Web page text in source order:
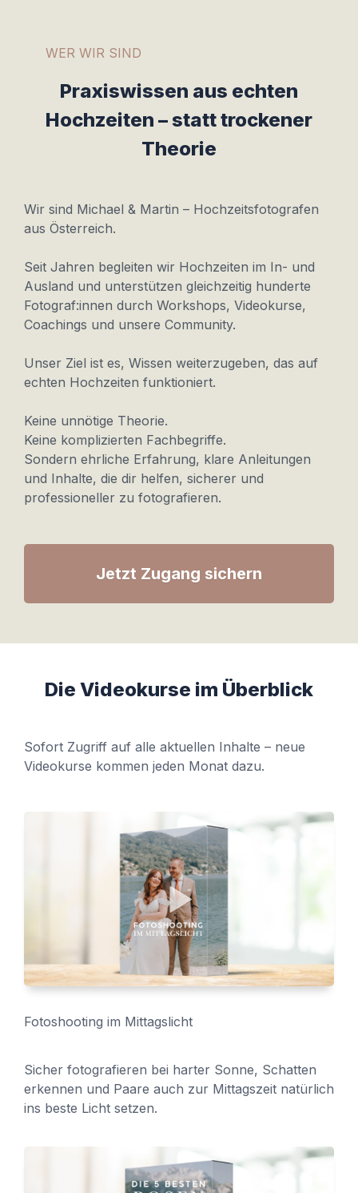
WER WIR SIND
Praxiswissen aus echten
Hochzeiten – statt trockener
Theorie
Wir sind Michael & Martin – Hochzeitsfotografen
aus Österreich.
Seit Jahren begleiten wir Hochzeiten im In- und
Ausland und unterstützen gleichzeitig hunderte
Fotograf:innen durch Workshops, Videokurse,
Coachings und unsere Community.
Unser Ziel ist es, Wissen weiterzugeben, das auf
echten Hochzeiten funktioniert.
Keine unnötige Theorie.
Keine komplizierten Fachbegriffe.
Sondern ehrliche Erfahrung, klare Anleitungen
und Inhalte, die dir helfen, sicherer und
professioneller zu fotografieren.
Jetzt Zugang sichern
Die Videokurse im Überblick
Sofort Zugriff auf alle aktuellen Inhalte – neue
Videokurse kommen jeden Monat dazu.
Fotoshooting im Mittagslicht
Sicher fotografieren bei harter Sonne, Schatten
erkennen und Paare auch zur Mittagszeit natürlich
ins beste Licht setzen.